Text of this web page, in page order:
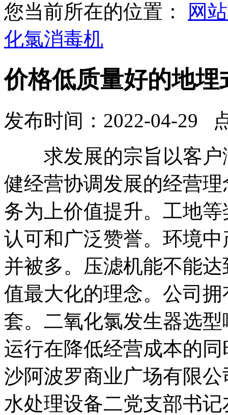
您当前所在的位置：
网
化氯消毒机
价格低质量好的地
发布时间：2022-04-29
求发展的宗旨以客户
健经营协调发展的经营
务为上价值提升。工地
认可和广泛赞誉。环境
并被多。压滤机能不能
值最大化的理念。公司
套。二氧化氯发生器选
运行在降低经营成本的
沙阿波罗商业广场有限
水处理设备二党支部书